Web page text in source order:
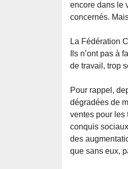
encore dans le
concernés.
La Fédération
Ils n’ont pas
de travail, trop
Pour rappel,
dégradées de
ventes pour les
conquis
des
que sans eux,